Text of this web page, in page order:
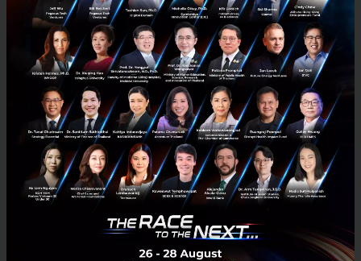
นวัตกรรมปัญญาประดิษฐ์ (AI) และจอแสดงผลตรวจสอบ
คุณภาพการผลิตหน้ากากอนามัย มีหลักการทำงานได้แก่
1) รักษามาตรฐานความสะอาดในกระบวนการผลิต ลด
ความเสี่ยงการแพร่เชื้อโรคจากการใช้แรงงานคน 2) เพิ่ม
ความแม่นยำในการตรวจสอบคุณภาพการผลิต และ 3)
เพิ่มประสิทธิภาพและกำลังการผลิต ซึ่งจะช่วยแก้ปัญหา
การผลิตหน้ากากอนามัยที่ขาดตลาดในปัจจุบัน ให้ทันต่อ
ความต้องการที่เพิ่มขึ้นตามความรุนแรงของสถานการณ์
การแพร่ระบาดของโรคโควิด-19 ทั้งในส่วนของผู้ที่มีความ
จำเป็นในการใช้งานอย่างบุคลากรทางการแพทย์ ตลอดจน
ประชาชนทั่วไป โดยนวัตกรรมดังกล่าว นับเป็นความภาค